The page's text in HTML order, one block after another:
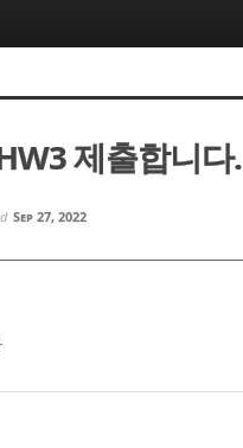
제출합니다.
Sep 27, 2022